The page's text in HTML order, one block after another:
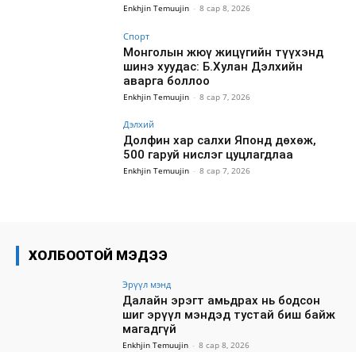
Enkhjin Temuujin - 8 сар 8, 2026
Спорт
Монголын жюү жицүгийн түүхэнд
шинэ хуудас: Б.Хулан Дэлхийн
аварга боллоо
Enkhjin Temuujin - 8 сар 7, 2026
Дэлхий
Долфин хар салхи Японд дөхөж,
500 гаруй нислэг цуцлагдлаа
Enkhjin Temuujin - 8 сар 7, 2026
ХОЛБООТОЙ МЭДЭЭ
Эрүүл мэнд
Далайн эрэгт амьдрах нь бодсон
шиг эрүүл мэндэд тустай биш байж
магадгүй
Enkhjin Temuujin - 8 сар 8, 2026